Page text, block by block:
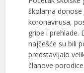
školama
koronavirusa,
gripe i prehlade.
najčešće su bili
predstavljalo
članove porodice.